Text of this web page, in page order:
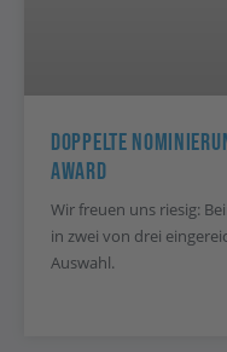
Doppelte
Award
Wir freuen uns riesig:
in zwei von drei
Auswahl.